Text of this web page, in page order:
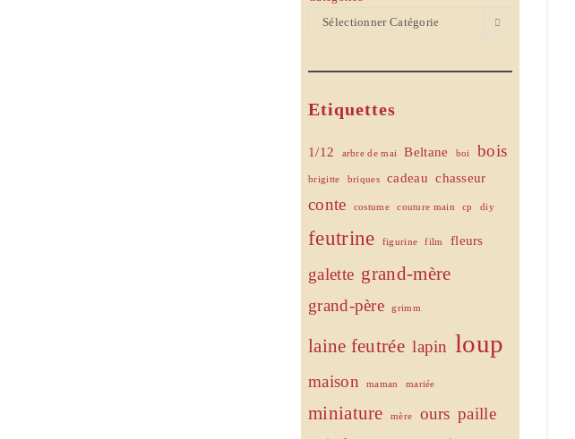
Sélectionner Catégorie
Etiquettes
1/12 arbre de mai Beltane boi bois
brigitte briques cadeau chasseur
conte costume couture main cp diy
feutrine figurine film fleurs
galette grand-mère
grand-père grimm
laine feutrée lapin loup
maison maman mariée
miniature mère ours paille